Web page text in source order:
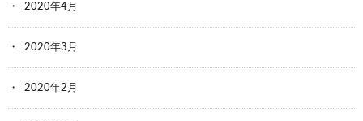
2020年4月
2020年3月
2020年2月